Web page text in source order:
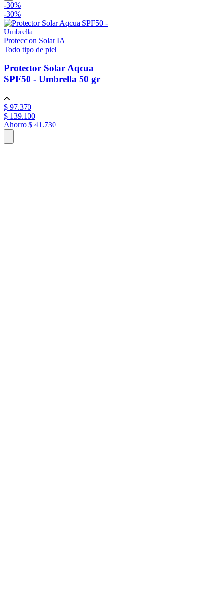
-30%
-30%
Proteccion Solar IA
Todo tipo de piel
Protector Solar Aqcua
SPF50 - Umbrella 50 gr
$ 97.370
$ 139.100
Ahorro $ 41.730
.